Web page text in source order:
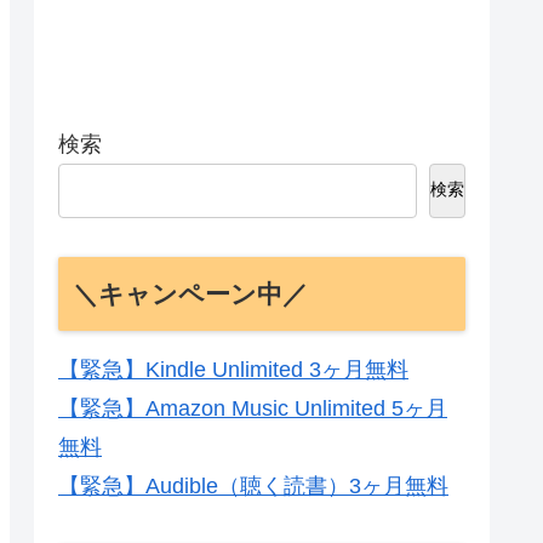
検索
検索
＼キャンペーン中／
【緊急】Kindle Unlimited 3ヶ月無料
【緊急】Amazon Music Unlimited 5ヶ月
無料
【緊急】Audible（聴く読書）3ヶ月無料